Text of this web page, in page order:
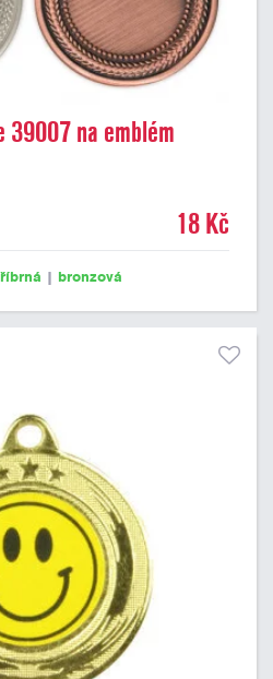
39007 na emblém
18 Kč
| bronzová